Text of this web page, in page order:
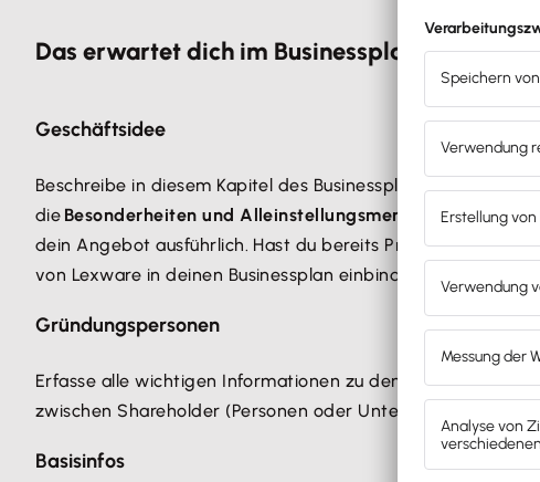
Das erwartet dich im Businessplan-Tool
Geschäftsidee
Beschreibe in diesem Kapitel des Businessplans mit dem
die Besonderheiten und Alleinstellungsmerkmale deiner
dein Angebot ausführlich. Hast du bereits Produktbilder,
von Lexware in deinen Businessplan einbinden.
Gründungspersonen
Erfasse alle wichtigen Informationen zu den Gründern, wie
zwischen Shareholder (Personen oder Unternehmen, die
Basisinfos